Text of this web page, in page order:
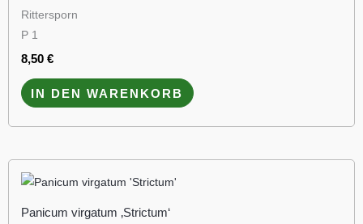
Rittersporn
P 1
8,50 €
IN DEN WARENKORB
Panicum virgatum ‚Strictum‘